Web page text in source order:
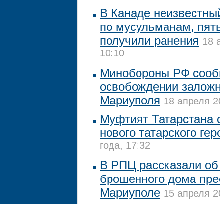
В Канаде
по мусульманам,
получили ранения 18
10:10
Минобороны РФ
освобождении
Мариуполя 18 апреля
Муфтият Татарстана
нового татарского
года, 17:32
В РПЦ рассказали
брошенного дома
Мариуполе 15 апреля